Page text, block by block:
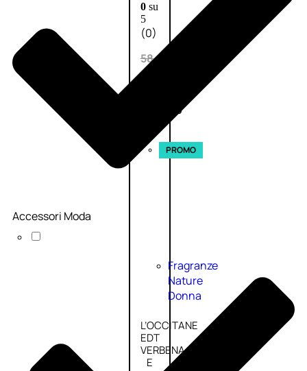
0su
5
(0)
58,00
43,50
ESAURITO
PROMO
Fragranze
Nature
Donna
L’OCCITANE
EDT
VERBENA
E
Accessori Moda